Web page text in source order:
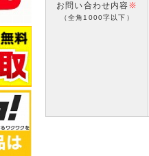
お問い合わせ内容※
（全角1000字以下）